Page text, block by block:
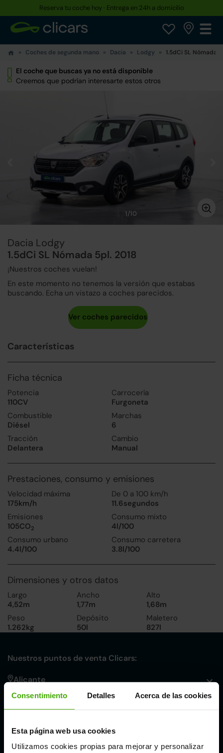
Consentimiento Detalles Acerca de las cookies
Esta página web usa cookies
Utilizamos cookies propias para mejorar y personalizar
Reserva tu coche hoy · Entrega en 24h a domicilio
Coches de segunda mano Dacia Lodgy 1.5dCi SL Nómada
El coche que buscas ya no está disponible
Creemos que podrían interesarte estos otros
1/10
Dacia Lodgy
1.5dCi SL Nómada 5pl. 2018
¡Nuestros coches vuelan!
En este momento no tenemos la versión que estabas
buscando. Echa un vistazo a coches parecidos.
Características
Ficha técnica
Potencia
110CV
Carrocería
Furgoneta
Combustible
Diésel
Marchas
6
Tracción
Delantera
Cambio
Manual
Prestaciones, consumo y emisiones
Velocidad máxima
175km/h
De 0 a 100 km/h
11.6segundos
Emisiones
105CO2
Consumo mixto
4l/100
Consumo urbano
4.4l/100
Consumo carretera
3.8l/100
Dimensiones y otros datos
Largo
4,52m
Ancho
1,77m
Alto
1,68m
Peso
1.262kg
Depósito
50l
Maletero
827l
Nuestros puntos de venta Clicars:
Alicante
Córdoba